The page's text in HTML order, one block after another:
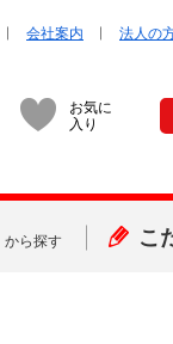
会社案内 法人の
お気に
入り
から探す こ